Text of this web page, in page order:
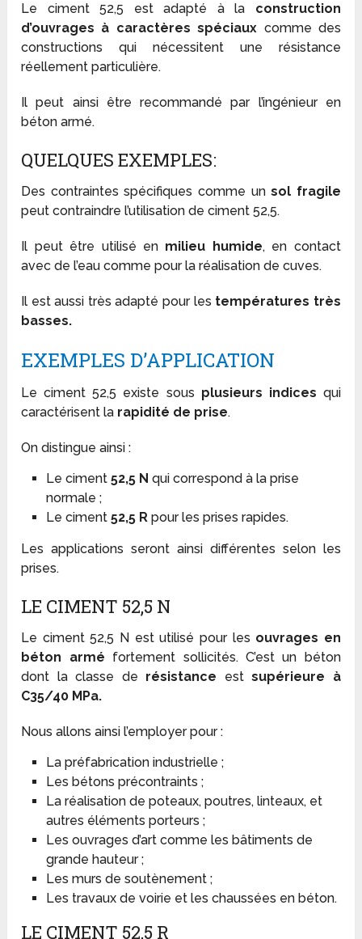
Le ciment 52,5 est adapté à la construction
d’ouvrages à caractères spéciaux comme des
constructions qui nécessitent une résistance
réellement particulière.
Il peut ainsi être recommandé par l’ingénieur en
béton armé.
QUELQUES EXEMPLES:
Des contraintes spécifiques comme unsol fragile
peut contraindre l’utilisation de ciment 52,5.
Il peut être utilisé en milieu humide, en contact
avec de l’eau comme pour la réalisation de cuves.
Il est aussi très adapté pour les températures très
basses.
EXEMPLES D’APPLICATION
Le ciment 52,5 existe sous plusieurs indices qui
caractérisent la rapidité de prise.
On distingue ainsi :
Le ciment 52,5 N qui correspond à la prise
normale ;
Le ciment52,5 R pour les prises rapides.
Les applications seront ainsi différentes selon les
prises.
LE CIMENT 52,5 N
Le ciment 52,5 N est utilisé pour les ouvrages en
béton armé fortement sollicités. C’est un béton
dont la classe de résistance estsupérieure à
C35/40 MPa.
Nous allons ainsi l’employer pour :
La préfabrication industrielle ;
Les bétons précontraints ;
La réalisation de poteaux, poutres, linteaux, et
autres éléments porteurs ;
Les ouvrages d’art comme les bâtiments de
grande hauteur ;
Les murs de soutènement ;
Les travaux de voirie et les chaussées en béton.
LE CIMENT 52,5 R